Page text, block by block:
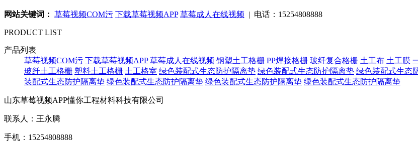
网站关键词： 草莓视频COM污 下载草莓视频APP 草莓成人在线视频 | 电话：15254808888
PRODUCT LIST
产品列表
草莓视频COM污 下载草莓视频APP 草莓成人在线视频 钢塑土工格栅 PP焊接格栅 玻纤复合格栅 土工布 土工膜
玻纤土工格栅 塑料土工格栅 土工格室 绿色装配式生态防护隔离垫 绿色装配式生态防护隔离垫 绿色装配式生态
装配式生态防护隔离垫 绿色装配式生态防护隔离垫 绿色装配式生态防护隔离垫 绿色装配式生态防护隔离垫
山东草莓视频APP懂你工程材料科技有限公司
联系人：王永腾
手机：15254808888